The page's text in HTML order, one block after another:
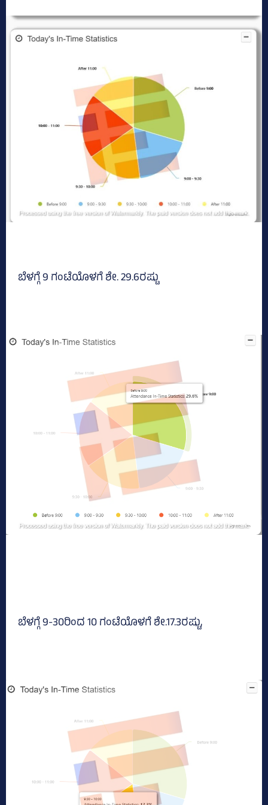
ಬೆಳಗ್ಗೆ 9 ಗಂಟೆಯೊಳಗೆ ಶೇ. 29.6ರಷ್ಟು
ಬೆಳಗ್ಗೆ 9-30ರಿಂದ 10 ಗಂಟೆಯೊಳಗೆ ಶೇ.17.3ರಷ್ಟು,